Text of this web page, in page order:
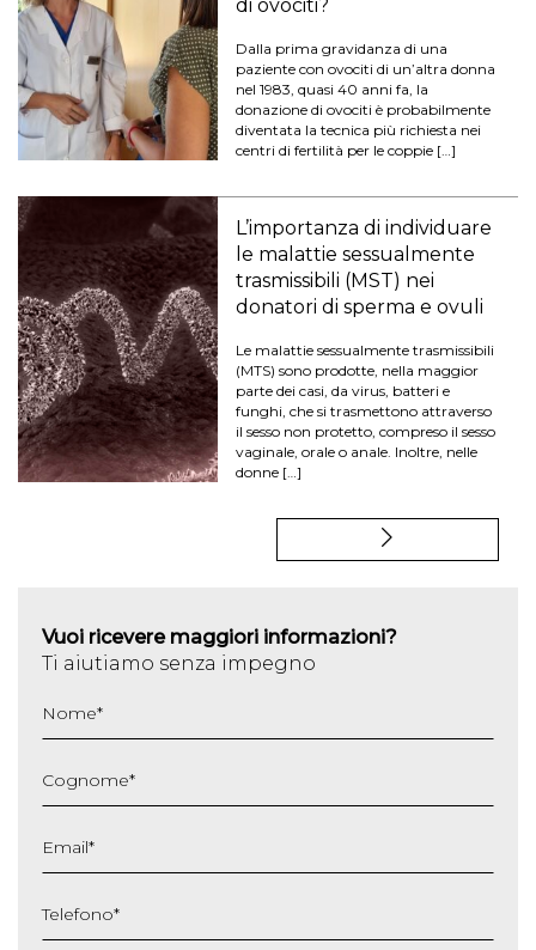
di ovociti?
Dalla prima gravidanza di una
paziente con ovociti di un’altra donna
nel 1983, quasi 40 anni fa, la
donazione di ovociti è probabilmente
diventata la tecnica più richiesta nei
centri di fertilità per le coppie […]
L’importanza di individuare
le malattie sessualmente
trasmissibili (MST) nei
donatori di sperma e ovuli
Le malattie sessualmente trasmissibili
(MTS) sono prodotte, nella maggior
parte dei casi, da virus, batteri e
funghi, che si trasmettono attraverso
il sesso non protetto, compreso il sesso
vaginale, orale o anale. Inoltre, nelle
donne […]
Vuoi ricevere maggiori informazioni?
Ti aiutiamo senza impegno
Nome*
Cognome*
Email*
Telefono*